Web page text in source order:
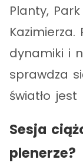
Planty,
dynamiki i
sprawdza
światło jest
Sesja
plenerze?